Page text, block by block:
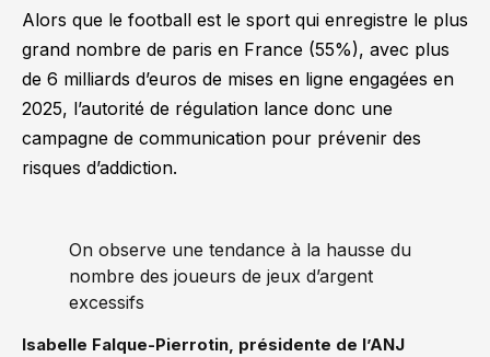
Alors que le football est le sport qui enregistre le plus
grand nombre de paris en France (55%), avec plus
de 6 milliards d’euros de mises en ligne engagées en
2025, l’autorité de régulation lance donc une
campagne de communication pour prévenir des
risques d’addiction.
On observe une tendance à la hausse du
nombre des joueurs de jeux d’argent
excessifs
Isabelle Falque-Pierrotin, présidente de l’ANJ